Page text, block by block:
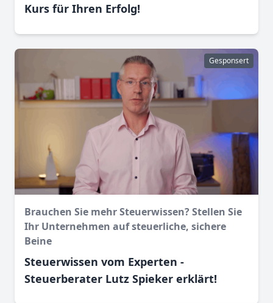
Kurs für Ihren Erfolg!
Gesponsert
Brauchen Sie mehr Steuerwissen? Stellen Sie
Ihr Unternehmen auf steuerliche, sichere
Beine
Steuerwissen vom Experten -
Steuerberater Lutz Spieker erklärt!